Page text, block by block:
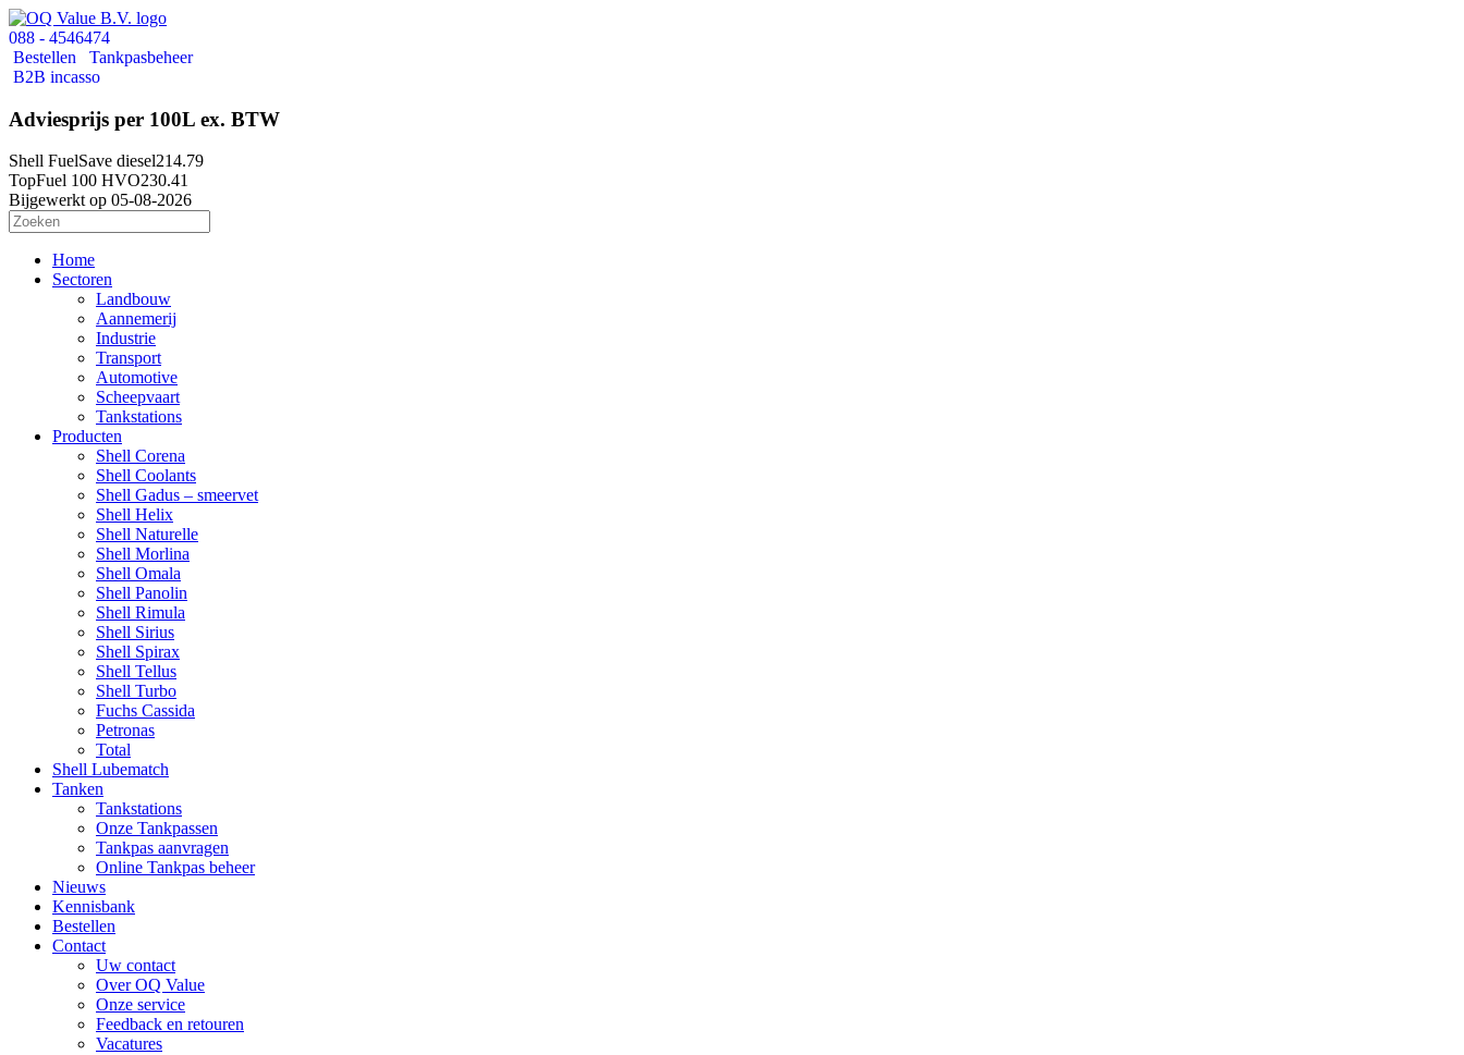
088 - 4546474
Bestellen
Tankpasbeheer
B2B incasso
Adviesprijs per 100L ex. BTW
Shell FuelSave diesel214.79
TopFuel 100 HVO230.41
Bijgewerkt op 05-08-2026
Home
Sectoren
Landbouw
Aannemerij
Industrie
Transport
Automotive
Scheepvaart
Tankstations
Producten
Shell Corena
Shell Coolants
Shell Gadus – smeervet
Shell Helix
Shell Naturelle
Shell Morlina
Shell Omala
Shell Panolin
Shell Rimula
Shell Sirius
Shell Spirax
Shell Tellus
Shell Turbo
Fuchs Cassida
Petronas
Total
Shell Lubematch
Tanken
Tankstations
Onze Tankpassen
Tankpas aanvragen
Online Tankpas beheer
Nieuws
Kennisbank
Bestellen
Contact
Uw contact
Over OQ Value
Onze service
Feedback en retouren
Vacatures